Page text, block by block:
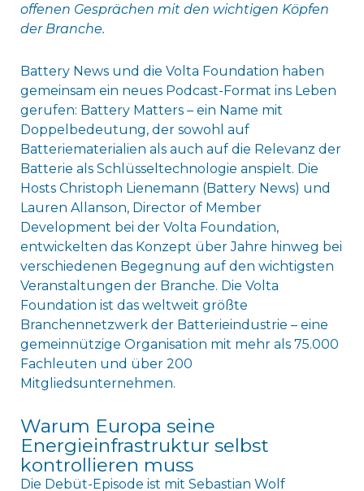
offenen Gesprächen mit den wichtigen Köpfen
der Branche.
Battery News und die Volta Foundation haben
gemeinsam ein neues Podcast-Format ins Leben
gerufen: Battery Matters – ein Name mit
Doppelbedeutung, der sowohl auf
Batteriematerialien als auch auf die Relevanz der
Batterie als Schlüsseltechnologie anspielt. Die
Hosts Christoph Lienemann (Battery News) und
Lauren Allanson, Director of Member
Development bei der Volta Foundation,
entwickelten das Konzept über Jahre hinweg bei
verschiedenen Begegnung auf den wichtigsten
Veranstaltungen der Branche. Die Volta
Foundation ist das weltweit größte
Branchennetzwerk der Batterieindustrie – eine
gemeinnützige Organisation mit mehr als 75.000
Fachleuten und über 200
Mitgliedsunternehmen.
Warum Europa seine
Energieinfrastruktur selbst
kontrollieren muss
Die Debüt-Episode ist mit Sebastian Wolf